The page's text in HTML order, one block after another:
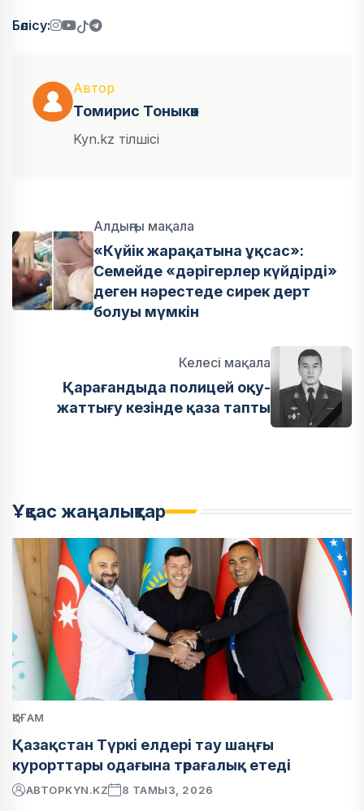
Бөлісу:
Автор
Томирис Тоныкөк
Kyn.kz тілшісі
Алдыңғы мақала
«Күйік жарақатына ұқсас»:
Семейде «дәрігерлер күйдірді»
деген нәрестеде сирек дерт
болуы мүмкін
Келесі мақала
Қарағандыда полицей оқу-
жаттығу кезінде қаза тапты
Ұқсас жаңалықтар
ҚОҒАМ
Қазақстан Түркі елдері тау шаңғы
курорттары одағына төрағалық етеді
АВТОРKYN.KZ 8 ТАМЫЗ, 2026